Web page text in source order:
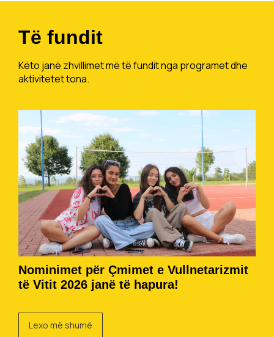
Të fundit
Këto janë zhvillimet më të fundit nga programet dhe
aktivitetet tona.
Nominimet për Çmimet e Vullnetarizmit
të Vitit 2026 janë të hapura!
Lexo më shumë